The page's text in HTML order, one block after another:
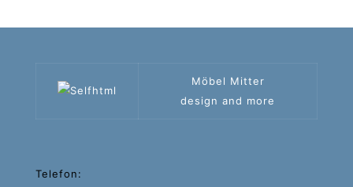
Möbel Mitter
design and more
Telefon: